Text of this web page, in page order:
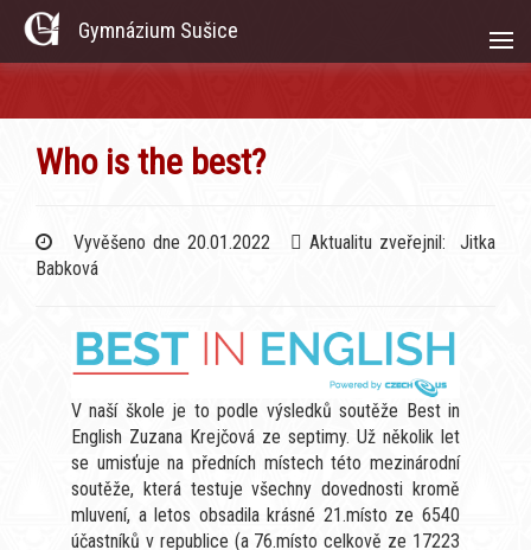
Gymnázium Sušice
Who is the best?
Vyvěšeno dne 20.01.2022
Aktualitu zveřejnil: Jitka
Babková
V naší škole je to podle výsledků soutěže Best in
English Zuzana Krejčová ze septimy. Už několik let
se umisťuje na předních místech této mezinárodní
soutěže, která testuje všechny dovednosti kromě
mluvení, a letos obsadila krásné 21.místo ze 6540
účastníků v republice (a 76.místo celkově ze 17223